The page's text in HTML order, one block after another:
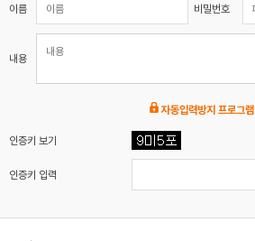
이름 비밀번호
내용
자동입력방지 프로그램
인증키 보기
인증키 입력